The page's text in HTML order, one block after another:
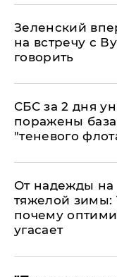
Зеленский
на встречу с
говорить
СБС за 2 дня
поражены
"теневого
От надежды на
тяжелой зимы:
почему
угасает